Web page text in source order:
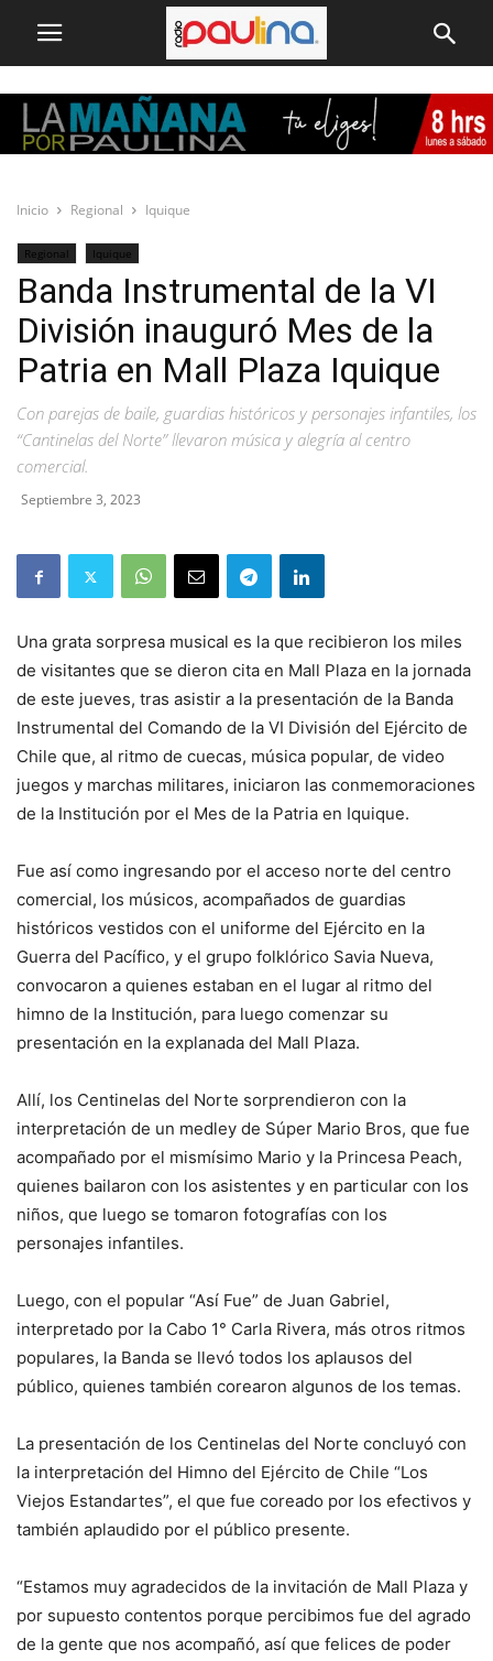
Inicio Regional Iquique
Regional Iquique
Banda Instrumental de la VI
División inauguró Mes de la
Patria en Mall Plaza Iquique
Con parejas de baile, guardias históricos y personajes infantiles, los
“Cantinelas del Norte” llevaron música y alegría al centro
comercial.
Septiembre 3, 2023
Una grata sorpresa musical es la que recibieron los miles
de visitantes que se dieron cita en Mall Plaza en la jornada
de este jueves, tras asistir a la presentación de la Banda
Instrumental del Comando de la VI División del Ejército de
Chile que, al ritmo de cuecas, música popular, de video
juegos y marchas militares, iniciaron las conmemoraciones
de la Institución por el Mes de la Patria en Iquique.
Fue así como ingresando por el acceso norte del centro
comercial, los músicos, acompañados de guardias
históricos vestidos con el uniforme del Ejército en la
Guerra del Pacífico, y el grupo folklórico Savia Nueva,
convocaron a quienes estaban en el lugar al ritmo del
himno de la Institución, para luego comenzar su
presentación en la explanada del Mall Plaza.
Allí, los Centinelas del Norte sorprendieron con la
interpretación de un medley de Súper Mario Bros, que fue
acompañado por el mismísimo Mario y la Princesa Peach,
quienes bailaron con los asistentes y en particular con los
niños, que luego se tomaron fotografías con los
personajes infantiles.
Luego, con el popular “Así Fue” de Juan Gabriel,
interpretado por la Cabo 1° Carla Rivera, más otros ritmos
populares, la Banda se llevó todos los aplausos del
público, quienes también corearon algunos de los temas.
La presentación de los Centinelas del Norte concluyó con
la interpretación del Himno del Ejército de Chile “Los
Viejos Estandartes”, el que fue coreado por los efectivos y
también aplaudido por el público presente.
“Estamos muy agradecidos de la invitación de Mall Plaza y
por supuesto contentos porque percibimos fue del agrado
de la gente que nos acompañó, así que felices de poder